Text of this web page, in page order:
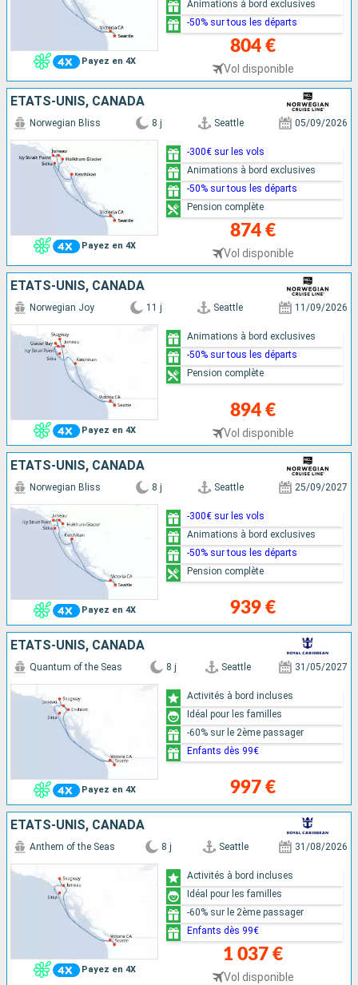
Payez en 4X
804 €
Vol disponible
Animations à bord exclusives
-50% sur tous les départs
ÉTATS-UNIS, CANADA
Payez en 4X
Norwegian Bliss 8 j Seattle 05/09/2026
874 €
Vol disponible
-300€ sur les vols
Animations à bord exclusives
-50% sur tous les départs
Pension complète
ÉTATS-UNIS, CANADA
Payez en 4X
Norwegian Joy 11 j Seattle 11/09/2026
894 €
Vol disponible
Animations à bord exclusives
-50% sur tous les départs
Pension complète
ÉTATS-UNIS, CANADA
Payez en 4X
Norwegian Bliss 8 j Seattle 25/09/2027
939 €
-300€ sur les vols
Animations à bord exclusives
-50% sur tous les départs
Pension complète
ÉTATS-UNIS, CANADA
Payez en 4X
Quantum of the Seas 8 j Seattle 31/05/2027
997 €
Activités à bord incluses
Idéal pour les familles
-60% sur le 2ème passager
Enfants dès 99€
ÉTATS-UNIS, CANADA
Payez en 4X
Anthem of the Seas 8 j Seattle 31/08/2026
1 037 €
Vol disponible
Activités à bord incluses
Idéal pour les familles
-60% sur le 2ème passager
Enfants dès 99€